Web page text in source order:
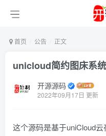
首页 公告 正文
unicloud简约图床系
开源源码
2022年09月17日 更新
这个源码是基于uniCloud